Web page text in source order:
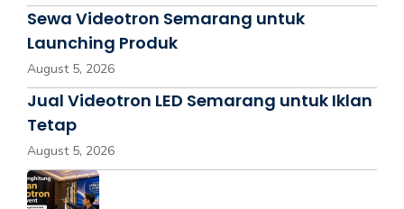
Sewa Videotron Semarang untuk
Launching Produk
August 5, 2026
Jual Videotron LED Semarang untuk Iklan
Tetap
August 5, 2026